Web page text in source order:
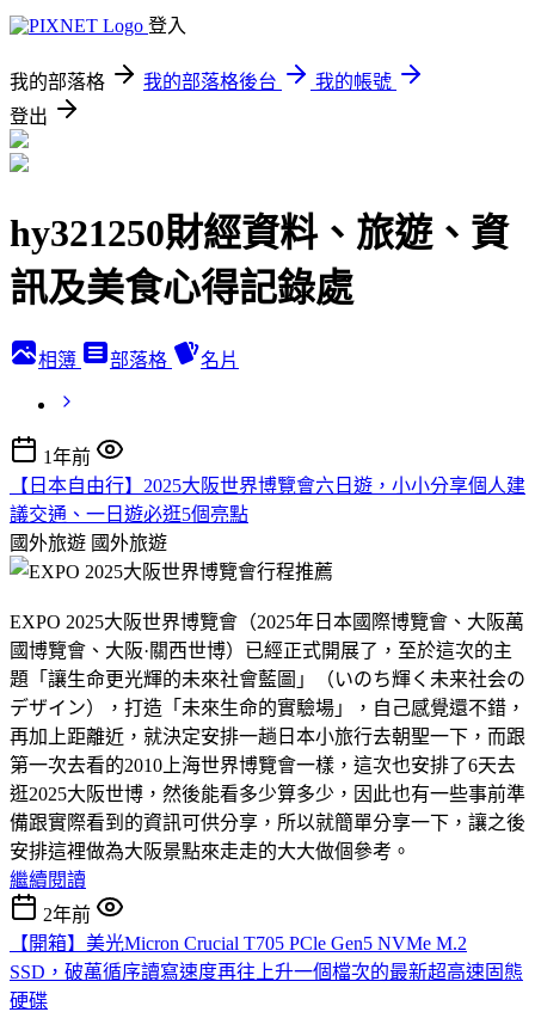
登入
我的部落格 我的部落格後台
我的帳號
登出
hy321250財經資料、旅遊、資
訊及美食心得記錄處
相簿 部落格 名片
1年前
【日本自由行】2025大阪世界博覽會六日遊，小小分享個人建
議交通、一日遊必逛5個亮點
國外旅遊 國外旅遊
EXPO 2025大阪世界博覽會（2025年日本國際博覽會、大阪萬
國博覽會、大阪·關西世博）已經正式開展了，至於這次的主
題「讓生命更光輝的未來社會藍圖」（いのち輝く未来社会の
デザイン），打造「未來生命的實驗場」，自己感覺還不錯，
再加上距離近，就決定安排一趟日本小旅行去朝聖一下，而跟
第一次去看的2010上海世界博覽會一樣，這次也安排了6天去
逛2025大阪世博，然後能看多少算多少，因此也有一些事前準
備跟實際看到的資訊可供分享，所以就簡單分享一下，讓之後
安排這裡做為大阪景點來走走的大大做個參考。
繼續閱讀
2年前
【開箱】美光Micron Crucial T705 PCle Gen5 NVMe M.2
SSD，破萬循序讀寫速度再往上升一個檔次的最新超高速固態
硬碟